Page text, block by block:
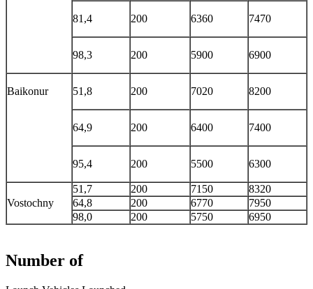
81,4 200 6360 7470
98,3 200 5900 6900
Baikonur 51,8 200 7020 8200
64,9 200 6400 7400
95,4 200 5500 6300
Vostochny
51,7 200 7150
8320
64,8
200 6770
7950
98,0
200 5750 6950
Number of